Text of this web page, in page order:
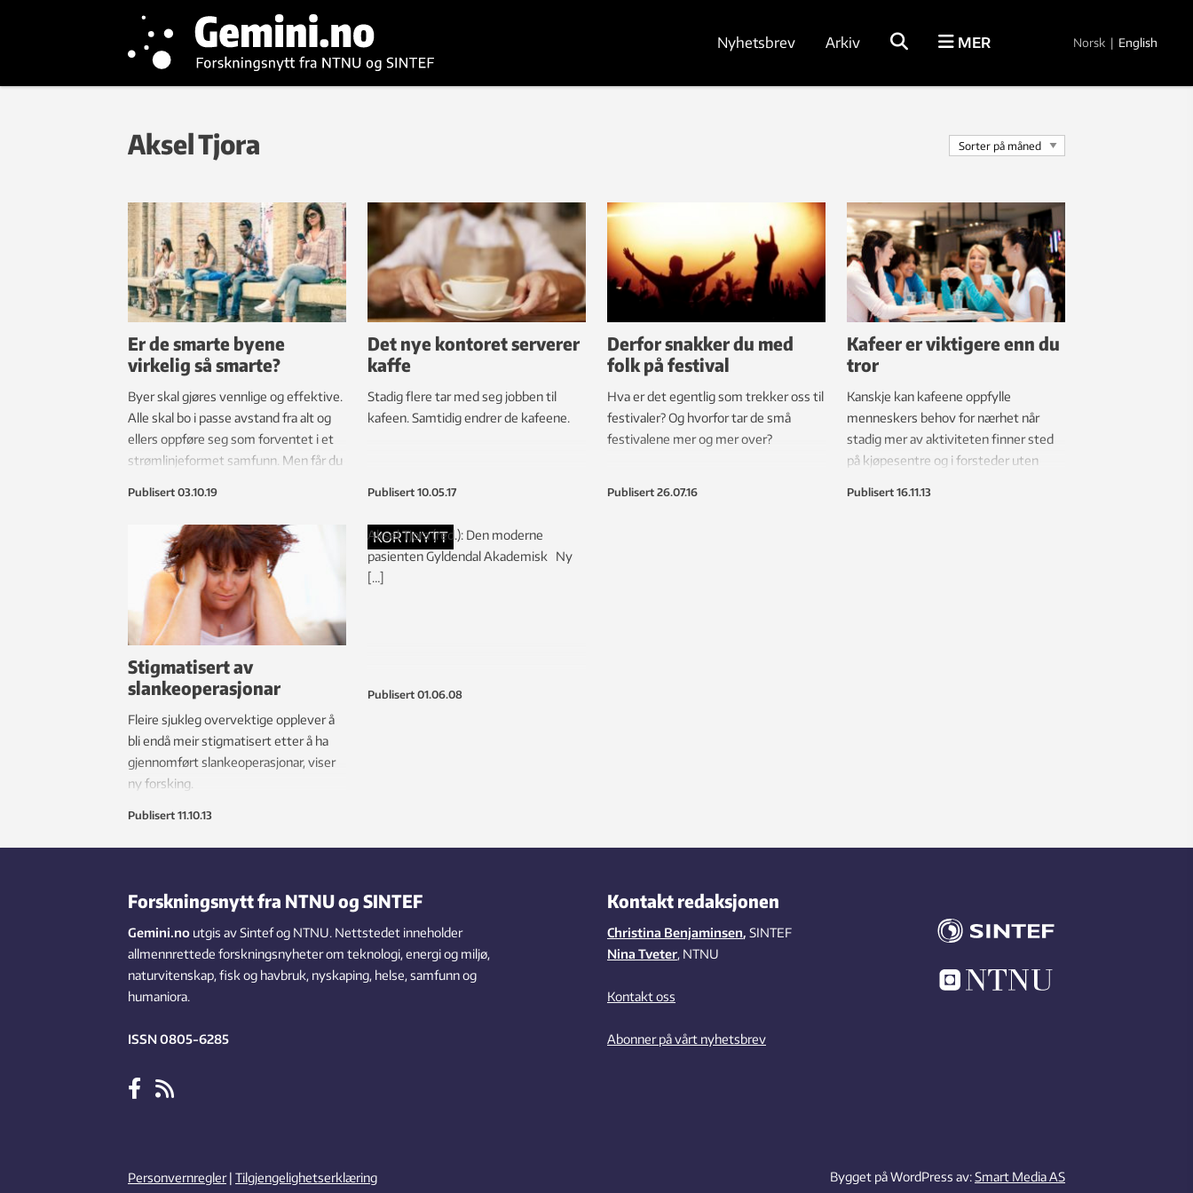
Nyhetsbrev Arkiv MER Norsk | English
Aksel Tjora
Er de smarte byene
virkelig så smarte?
Byer skal gjøres vennlige og effektive.
Alle skal bo i passe avstand fra alt og
ellers oppføre seg som forventet i et
strømlinjeformet samfunn. Men får du
Publisert 03.10.19
Det nye kontoret serverer
kaffe
Stadig flere tar med seg jobben til
kafeen. Samtidig endrer de kafeene.
Publisert 10.05.17
Derfor snakker du med
folk på festival
Hva er det egentlig som trekker oss til
festivaler? Og hvorfor tar de små
festivalene mer og mer over?
Publisert 26.07.16
Kafeer er viktigere enn du
tror
Kanskje kan kafeene oppfylle
menneskers behov for nærhet når
stadig mer av aktiviteten finner sted
på kjøpesentre og i forsteder uten
Publisert 16.11.13
Stigmatisert av
slankeoperasjonar
Fleire sjukleg overvektige opplever å
bli endå meir stigmatisert etter å ha
gjennomført slankeoperasjonar, viser
ny forsking.
Publisert 11.10.13
KORTNYTT
Aksel Tjora (red.): Den moderne
pasienten Gyldendal Akademisk Ny
[…]
Publisert 01.06.08
Forskningsnytt fra NTNU og SINTEF
Gemini.no utgis av Sintef og NTNU. Nettstedet inneholder
allmennrettede forskningsnyheter om teknologi, energi og miljø,
naturvitenskap, fisk og havbruk, nyskaping, helse, samfunn og
humaniora.
ISSN 0805-6285
Kontakt redaksjonen
Christina Benjaminsen, SINTEF
Nina Tveter, NTNU
Kontakt oss
Abonner på vårt nyhetsbrev
Personvernregler | Tilgjengelighetserklæring Bygget på WordPress av:Smart Media AS